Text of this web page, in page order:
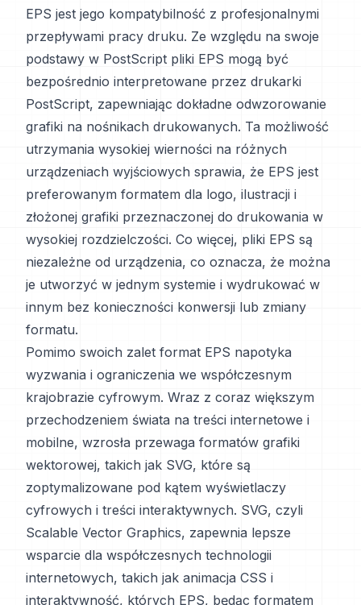
EPS jest jego kompatybilność z profesjonalnymi
przepływami pracy druku. Ze względu na swoje
podstawy w PostScript pliki EPS mogą być
bezpośrednio interpretowane przez drukarki
PostScript, zapewniając dokładne odwzorowanie
grafiki na nośnikach drukowanych. Ta możliwość
utrzymania wysokiej wierności na różnych
urządzeniach wyjściowych sprawia, że EPS jest
preferowanym formatem dla logo, ilustracji i
złożonej grafiki przeznaczonej do drukowania w
wysokiej rozdzielczości. Co więcej, pliki EPS są
niezależne od urządzenia, co oznacza, że można
je utworzyć w jednym systemie i wydrukować w
innym bez konieczności konwersji lub zmiany
formatu.
Pomimo swoich zalet format EPS napotyka
wyzwania i ograniczenia we współczesnym
krajobrazie cyfrowym. Wraz z coraz większym
przechodzeniem świata na treści internetowe i
mobilne, wzrosła przewaga formatów grafiki
wektorowej, takich jak SVG, które są
zoptymalizowane pod kątem wyświetlaczy
cyfrowych i treści interaktywnych. SVG, czyli
Scalable Vector Graphics, zapewnia lepsze
wsparcie dla współczesnych technologii
internetowych, takich jak animacja CSS i
interaktywność, których EPS, będąc formatem